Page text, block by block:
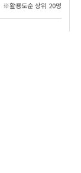
※활용도순 상위 20명